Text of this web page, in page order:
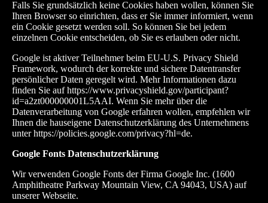
Falls Sie grundsätzlich keine Cookies haben wollen, können Sie
Ihren Browser so einrichten, dass er Sie immer informiert, wenn
ein Cookie gesetzt werden soll. So können Sie bei jedem
einzelnen Cookie entscheiden, ob Sie es erlauben oder nicht.
Google ist aktiver Teilnehmer beim EU-U.S. Privacy Shield
Framework, wodurch der korrekte und sichere Datentransfer
persönlicher Daten geregelt wird. Mehr Informationen dazu
finden Sie aufhttps://www.privacyshield.gov/participant?
id=a2zt000000001L5AAI. Wenn Sie mehr über die
Datenverarbeitung von Google erfahren wollen, empfehlen wir
Ihnen die hauseigene Datenschutzerklärung des Unternehmens
unterhttps://policies.google.com/privacy?hl=de.
Google Fonts Datenschutzerklärung
Wir verwenden Google Fonts der Firma Google Inc. (1600
Amphitheatre Parkway Mountain View, CA 94043, USA) auf
unserer Webseite.